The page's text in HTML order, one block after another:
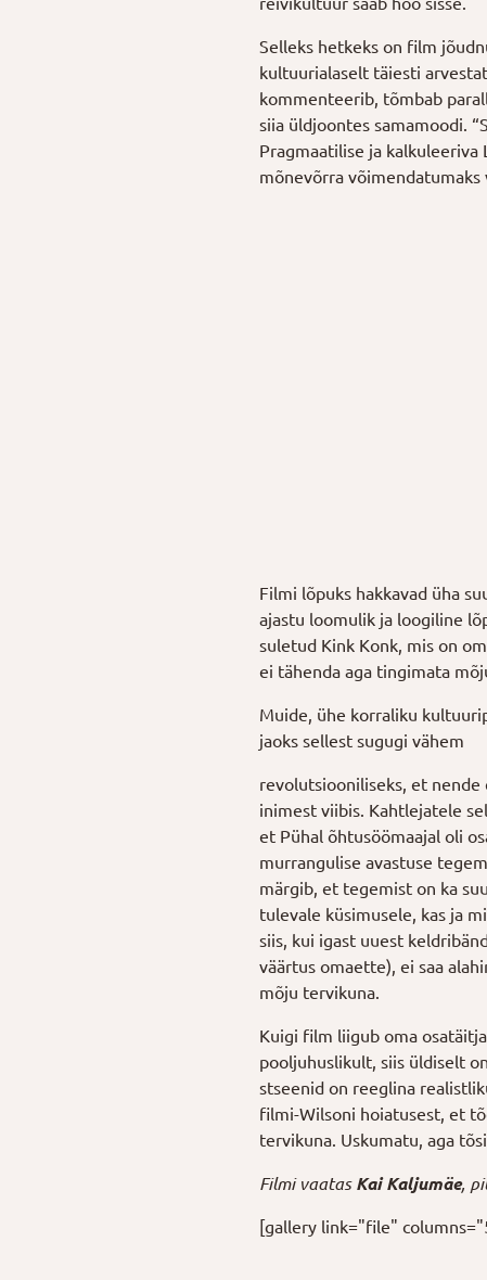
Selleks hetkeks on film
kultuurialaselt täiesti
kommenteerib, tõmbab
siia üldjoontes samamoodi.
Pragmaatilise ja
mõnevõrra võimendatumaks
Filmi lõpuks hakkavad üha
ajastu loomulik ja loogiline
suletud Kink Konk, mis on
ei tähenda aga tingimata
Muide, ühe korraliku
jaoks sellest sugugi vähem
revolutsiooniliseks, et
inimest viibis. Kahtlejatele
et Pühal õhtusöömaajal oli
murrangulise avastuse
märgib, et tegemist on ka
tulevale küsimusele, kas ja
siis, kui igast uuest
väärtus omaette), ei saa
mõju tervikuna.
Kuigi film liigub oma
pooljuhuslikult, siis üldiselt
stseenid on reeglina
filmi-Wilsoni hoiatusest, et
tervikuna. Uskumatu, aga
Filmi vaatas Kai Kaljumäe,
[gallery link="file"